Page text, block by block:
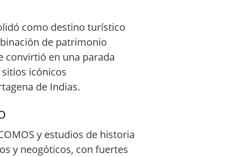
como destino turístico
de patrimonio
convirtió en una parada
icónicos
de Indias.
y estudios de historia
y neogóticos, con fuertes